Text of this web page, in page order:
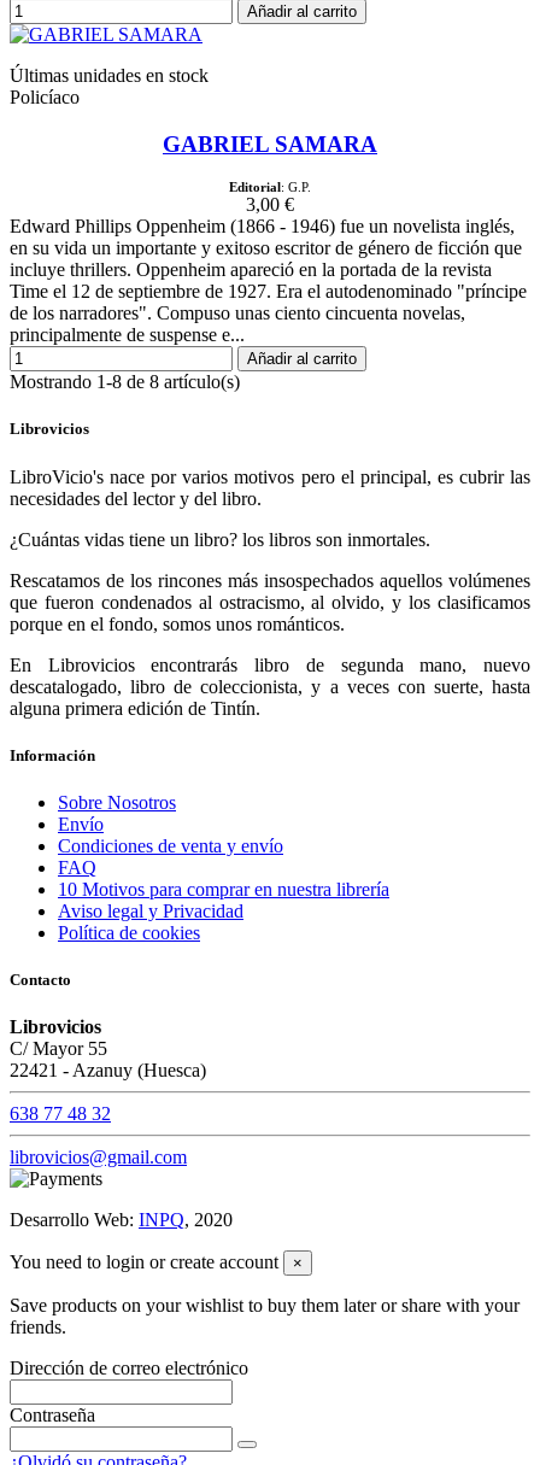
Añadir al carrito
Últimas unidades en stock
Policíaco
GABRIEL SAMARA
Editorial : G.P.
3,00 €
Edward Phillips Oppenheim (1866 - 1946) fue un novelista inglés,
en su vida un importante y exitoso escritor de género de ficción que
incluye thrillers. Oppenheim apareció en la portada de la revista
Time el 12 de septiembre de 1927. Era el autodenominado "príncipe
de los narradores". Compuso unas ciento cincuenta novelas,
principalmente de suspense e...
Añadir al carrito
Mostrando 1-8 de 8 artículo(s)
Librovicios
LibroVicio's nace por varios motivos pero el principal, es cubrir las
necesidades del lector y del libro.
¿Cuántas vidas tiene un libro? los libros son inmortales.
Rescatamos de los rincones más insospechados aquellos volúmenes
que fueron condenados al ostracismo, al olvido, y los clasificamos
porque en el fondo, somos unos románticos.
En Librovicios encontrarás libro de segunda mano, nuevo
descatalogado, libro de coleccionista, y a veces con suerte, hasta
alguna primera edición de Tintín.
Información
Sobre Nosotros
Envío
Condiciones de venta y envío
FAQ
10 Motivos para comprar en nuestra librería
Aviso legal y Privacidad
Política de cookies
Contacto
Librovicios
C/ Mayor 55
22421 - Azanuy (Huesca)
638 77 48 32
librovicios@gmail.com
Desarrollo Web: INPQ, 2020
You need to login or create account ×
Save products on your wishlist to buy them later or share with your
friends.
Dirección de correo electrónico
Contraseña